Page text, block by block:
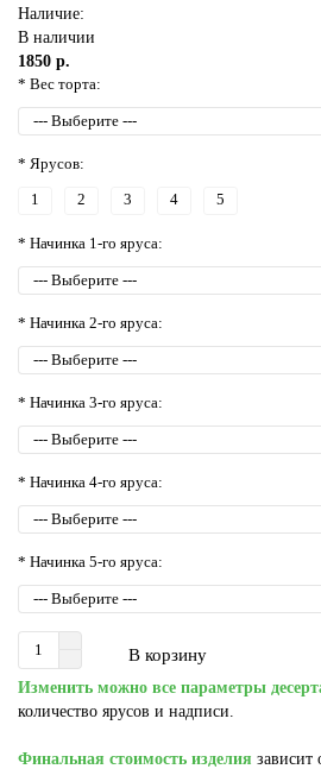
Наличие:
В наличии
1850 р.
* Вес торта:
* Ярусов:
1 2 3 4 5
* Начинка 1-го яруса:
* Начинка 2-го яруса:
* Начинка 3-го яруса:
* Начинка 4-го яруса:
* Начинка 5-го яруса:
В корзину
Изменить можно все параметры
количество ярусов и надписи.
Финальная стоимость изделия зависит